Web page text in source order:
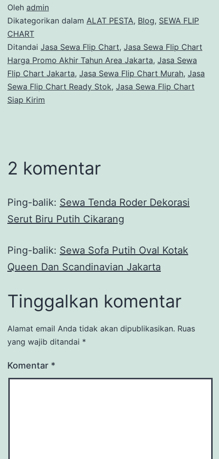
Oleh admin
Dikategorikan dalam ALAT PESTA, Blog, SEWA FLIP
CHART
Ditandai Jasa Sewa Flip Chart, Jasa Sewa Flip Chart
Harga Promo Akhir Tahun Area Jakarta, Jasa Sewa
Flip Chart Jakarta, Jasa Sewa Flip Chart Murah, Jasa
Sewa Flip Chart Ready Stok, Jasa Sewa Flip Chart
Siap Kirim
2 komentar
Ping-balik: Sewa Tenda Roder Dekorasi
Serut Biru Putih Cikarang
Ping-balik: Sewa Sofa Putih Oval Kotak
Queen Dan Scandinavian Jakarta
Tinggalkan komentar
Alamat email Anda tidak akan dipublikasikan. Ruas
yang wajib ditandai *
Komentar *